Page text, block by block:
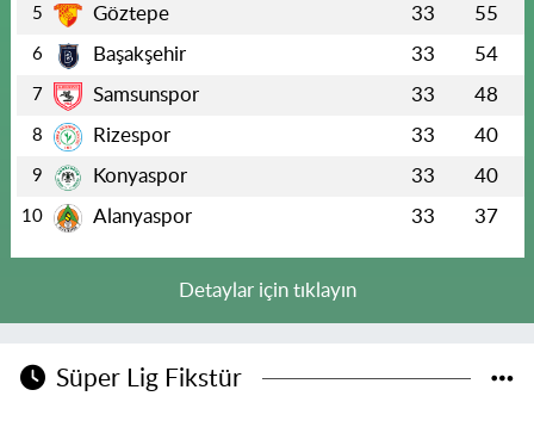
5 Göztepe 33 55
6 Başakşehir 33 54
7 Samsunspor 33 48
8 Rizespor 33 40
9 Konyaspor 33 40
10 Alanyaspor 33 37
Detaylar için tıklayın
Süper Lig Fikstür